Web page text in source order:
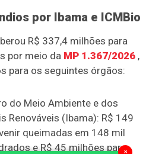
×
por Ibama e ICMBio
R$ 337,4 milhões para
por meio da MP 1.367/2026 ,
para os seguintes órgãos:
do Meio Ambiente e dos
Renováveis (Ibama): R$ 149
queimadas em 148 mil
e R$ 45 milhões para